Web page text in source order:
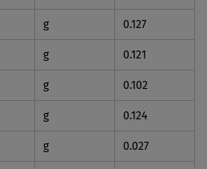
g 0.127
g 0.121
g 0.102
g 0.124
g 0.027